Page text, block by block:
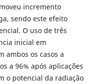
incremento
sendo este efeito
O uso de três
inicial em
ambos os casos a
a 96% após aplicações
o potencial da radiação